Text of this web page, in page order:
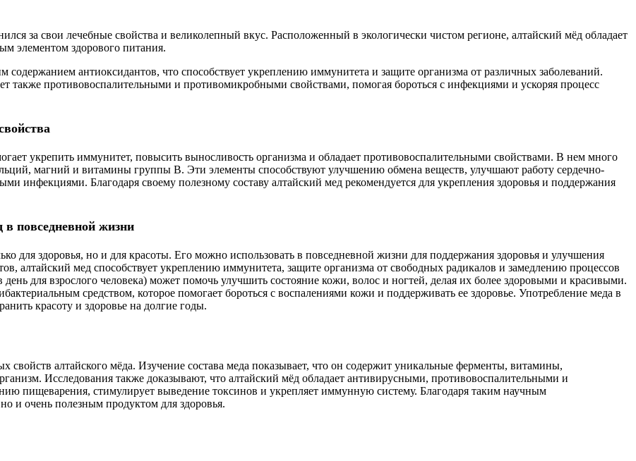
за свои лечебные свойства и великолепный вкус. Расположенный в экологически чистом регионе, алтайский мёд обладает
элементом здорового питания.
содержанием антиоксидантов, что способствует укреплению иммунитета и защите организма от различных заболеваний.
также противовоспалительными и противомикробными свойствами, помогая бороться с инфекциями и ускоряя процесс
укрепить иммунитет, повысить выносливость организма и обладает противовоспалительными свойствами. В нем много
магний и витамины группы В. Эти элементы способствуют улучшению обмена веществ, улучшают работу сердечно-
инфекциями. Благодаря своему полезному составу алтайский мед рекомендуется для укрепления здоровья и поддержания
в повседневной жизни
для здоровья, но и для красоты. Его можно использовать в повседневной жизни для поддержания здоровья и улучшения
алтайский мед способствует укреплению иммунитета, защите организма от свободных радикалов и замедлению процессов
для взрослого человека) может помочь улучшить состояние кожи, волос и ногтей, делая их более здоровыми и красивыми.
средством, которое помогает бороться с воспалениями кожи и поддерживать ее здоровье. Употребление меда в
красоту и здоровье на долгие годы.
алтайского мёда. Изучение состава меда показывает, что он содержит уникальные ферменты, витамины,
Исследования также доказывают, что алтайский мёд обладает антивирусными, противовоспалительными и
пищеварения, стимулирует выведение токсинов и укрепляет иммунную систему. Благодаря таким научным
и очень полезным продуктом для здоровья.